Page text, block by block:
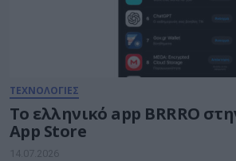
ΤΕΧΝΟΛΟΓΙΕΣ
Το ελληνικό app BRRRO
App Store
14.07.2026